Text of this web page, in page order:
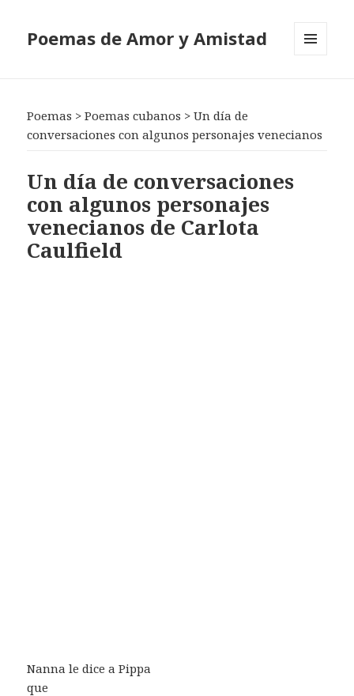
Poemas de Amor y Amistad
Poemas >Poemas cubanos >Un día de
conversaciones con algunos personajes venecianos
Un día de conversaciones
con algunos personajes
venecianos de Carlota
Caulfield
Nanna le dice a Pippa
que